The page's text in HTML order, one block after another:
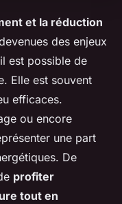
et la réduction
des enjeux
est possible de
Elle est souvent
efficaces.
ou encore
une part
De
profiter
tout en